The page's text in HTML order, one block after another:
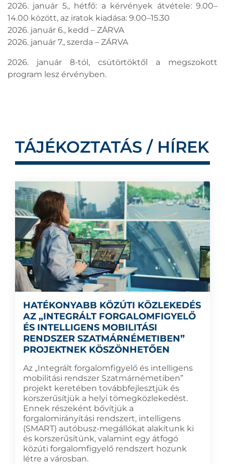
2026. január 5., hétfő: a kérvények átvétele: 9.00–
14.00 között, az iratok kiadása: 9.00–15.30
2026. január 6., kedd – ZÁRVA
2026. január 7., szerda – ZÁRVA
2026. január 8-tól, csütörtöktől a megszokott
program lesz érvényben.
TÁJÉKOZTATÁS / HÍREK
HATÉKONYABB KÖZÚTI KÖZLEKEDÉS
AZ „INTEGRÁLT FORGALOMFIGYELŐ
ÉS INTELLIGENS MOBILITÁSI
RENDSZER SZATMÁRNÉMETIBEN”
PROJEKTNEK KÖSZÖNHETŐEN
Az „Integrált forgalomfigyelő és intelligens
mobilitási rendszer Szatmárnémetiben”
projekt keretében továbbfejlesztjük és
korszerűsítjük a helyi tömegközlekedést.
Ennek részeként bővítjük a
forgalomirányítási rendszert, intelligens
(SMART) autóbusz-megállókat alakítunk ki
és korszerűsítünk, valamint egy átfogó
közúti forgalomfigyelő rendszert hozunk
létre a városban.